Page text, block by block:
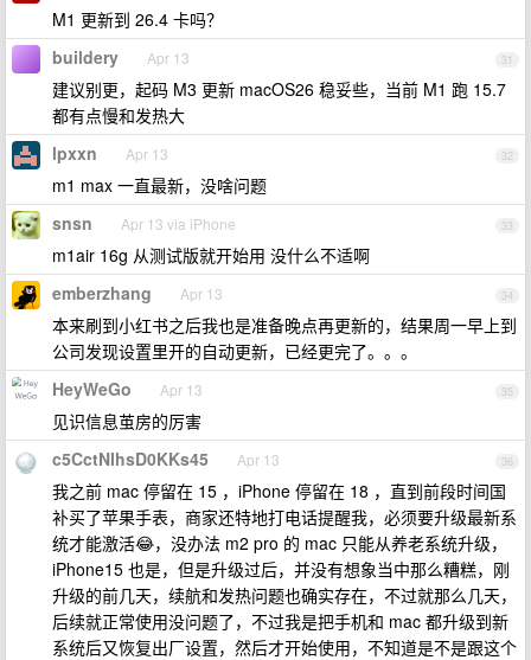
M1 更新到 26.4 卡吗？
31
buildery Apr 13
建议别更，起码 M3 更新 macOS26 稳妥些，当前 M1 跑 15.7
都有点慢和发热大
32
lpxxn Apr 13
m1 max 一直最新，没啥问题
33
snsn Apr 13 via iPhone
m1air 16g 从测试版就开始用 没什么不适啊
34
emberzhang Apr 13
本来刷到小红书之后我也是准备晚点再更新的，结果周一早上到
公司发现设置里开的自动更新，已经更完了。。。
35
HeyWeGo Apr 13
见识信息茧房的厉害
36
c5CctNIhsD0KKs45 Apr 13
我之前 mac 停留在 15 ，iPhone 停留在 18 ，直到前段时间国
补买了苹果手表，商家还特地打电话提醒我，必须要升级最新系
统才能激活😂，没办法 m2 pro 的 mac 只能从养老系统升级，
iPhone15 也是，但是升级过后，并没有想象当中那么糟糕，刚
升级的前几天，续航和发热问题也确实存在，不过就那么几天，
后续就正常使用没问题了，不过我是把手机和 mac 都升级到新
系统后又恢复出厂设置，然后才开始使用，不知道是不是跟这个